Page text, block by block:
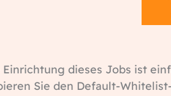
Einrichtung dieses Jobs ist
Sie den Default-